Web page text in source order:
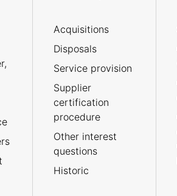
Acquisitions
Disposals
Service provision
Supplier
certification
procedure
Other interest
questions
Historic